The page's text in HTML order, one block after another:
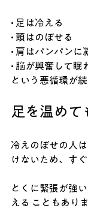
• 足は冷える
• 頭はのぼせる
• 肩はパンパンに
• 脳が興奮して眠
という悪循環が続
足を温めて
冷えのぼせの人
けないため、す
とくに緊張が強
える こともありま